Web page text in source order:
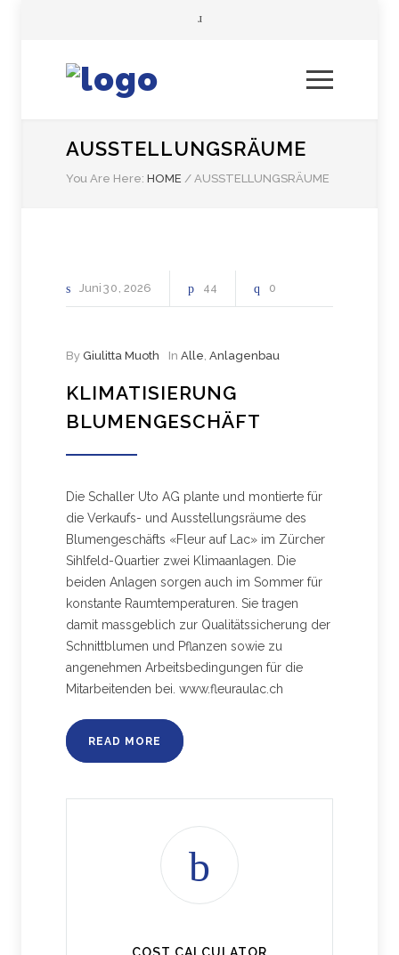
AUSSTELLUNGSRÄUME
You Are Here: HOME / AUSSTELLUNGSRÄUME
Juni 30 2026 44 0
By Giulitta Muoth In Alle, Anlagenbau
KLIMATISIERUNG
BLUMENGESCHÄFT
Die Schaller Uto AG plante und montierte für
die Verkaufs- und Ausstellungsräume des
Blumengeschäfts «Fleur auf Lac» im Zürcher
Sihlfeld-Quartier zwei Klimaanlagen. Die
beiden Anlagen sorgen auch im Sommer für
konstante Raumtemperaturen. Sie tragen
damit massgeblich zur Qualitätssicherung der
Schnittblumen und Pflanzen sowie zu
angenehmen Arbeitsbedingungen für die
Mitarbeitenden bei. www.fleuraulac.ch
READ MORE